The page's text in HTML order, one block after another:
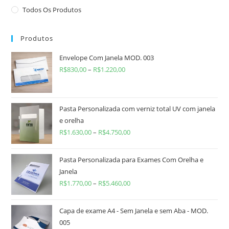
Todos Os Produtos
Produtos
Envelope Com Janela MOD. 003
R$830,00– R$1.220,00
Pasta Personalizada com verniz total UV com janela
e orelha
R$1.630,00– R$4.750,00
Pasta Personalizada para Exames Com Orelha e
Janela
R$1.770,00– R$5.460,00
Capa de exame A4 - Sem Janela e sem Aba - MOD.
005